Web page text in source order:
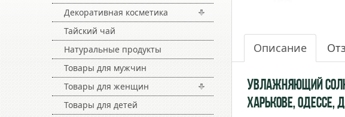
Декоративная косметика
Тайский чай
Натуральные продукты
Товары для мужчин
Товары для женщин
Товары для детей
Описание
Увлажняющий
Харькове, Одессе,